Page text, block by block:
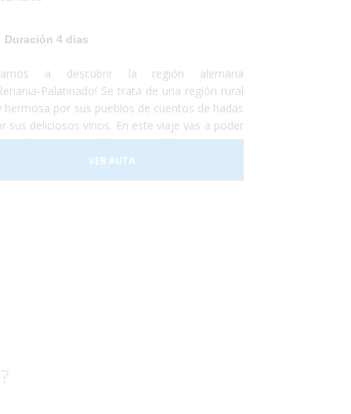
Duración 4 dias
a descubrir la región alemana
Palatinado! Se trata de una región rural
hermosa por sus pueblos de cuentos de hadas
sus deliciosos vinos. En este viaje vas a poder
las innumerables actividades que se
realizar en Renania ya sean catas de vinos,
en tren o la visita de algún museo... todos
VER RUTA